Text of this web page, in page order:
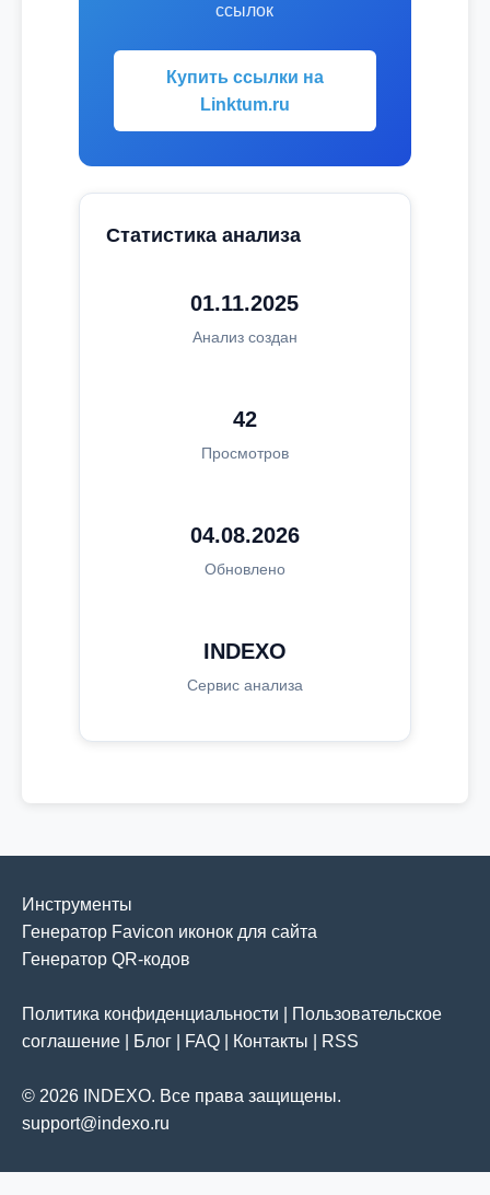
ссылок
Купить ссылки на
Linktum.ru
Статистика анализа
01.11.2025
Анализ создан
42
Просмотров
04.08.2026
Обновлено
INDEXO
Сервис анализа
Инструменты
Генератор Favicon иконок для сайта
Генератор QR-кодов
Политика конфиденциальности
Пользовательское
соглашение
Блог FAQ Контакты RSS
© 2026 INDEXO. Все права защищены.
support@indexo.ru